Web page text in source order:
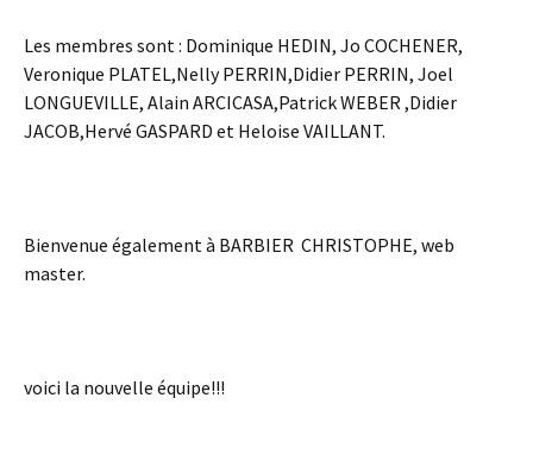
Les membres sont : Dominique HEDIN, Jo COCHENER,
Veronique PLATEL,Nelly PERRIN,Didier PERRIN, Joel
LONGUEVILLE, Alain ARCICASA,Patrick WEBER ,Didier
JACOB,Hervé GASPARD et Heloise VAILLANT.
Bienvenue également à BARBIER CHRISTOPHE, web
master.
voici la nouvelle équipe!!!